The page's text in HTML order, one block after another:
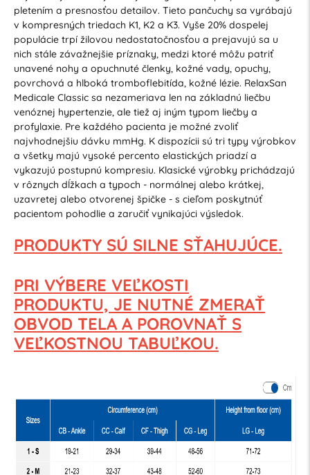
pletením a presnosťou detailov. Tieto pančuchy sa vyrábajú
v kompresných triedach K1, K2 a K3. Vyše 20% dospelej
populácie trpí žilovou nedostatočnosťou a prejavujú sa u
nich stále závažnejšie príznaky, medzi ktoré môžu patriť
unavené nohy a opuchnuté členky, kožné vady, opuchy,
povrchová a hlboká tromboflebitída, kožné lézie. RelaxSan
Medicale Classic sa nezameriava len na základnú liečbu
venóznej hypertenzie, ale tiež aj iným typom liečby a
profylaxie. Pre každého pacienta je možné zvoliť
najvhodnejšiu dávku mmHg. K dispozícii sú tri typy výrobkov
a všetky majú vysoké percento elastických priadzí a
vykazujú postupnú kompresiu. Klasické výrobky prichádzajú
v rôznych dĺžkach a typoch - normálnej alebo krátkej,
uzavretej alebo otvorenej špičke - s cieľom poskytnúť
pacientom pohodlie a zaručiť vynikajúci výsledok.
PRODUKTY SÚ SILNE SŤAHUJÚCE.
PRI VÝBERE VEĽKOSTI
PRODUKTU, JE NUTNÉ ZMERAŤ
OBVOD TELA A POROVNAŤ S
VEĽKOSTNOU TABUĽKOU.